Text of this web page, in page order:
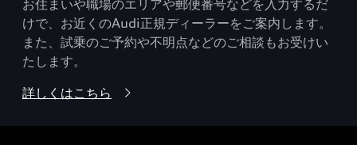
お住まいや職場のエリアや郵便番号などを入力するだ
けで、お近くのAudi正規ディーラーをご案内します。
また、試乗のご予約や不明点などのご相談もお受けい
たします。
詳しくはこちら